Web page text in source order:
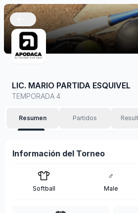
🇲🇽
LIC. MARIO PARTIDA ESQUIVEL
TEMPORADA 4
Resumen Partidos
Información del Torneo
Softball
♂
Male